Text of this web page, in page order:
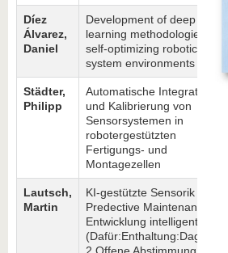
Díez
Álvarez,
Daniel
Development of deep
learning methodologies for
self-optimizing robotic
system environments
Städter,
Philipp
Automatische Integration
und Kalibrierung von
Sensorsystemen in
robotergestützten
Fertigungs- und
Montagezellen
Lautsch,
Martin
KI-gestützte Sensorik für
Predective Maintenance:
Entwicklung intelligenter 1
(Dafür:Enthaltung:Dagegen),